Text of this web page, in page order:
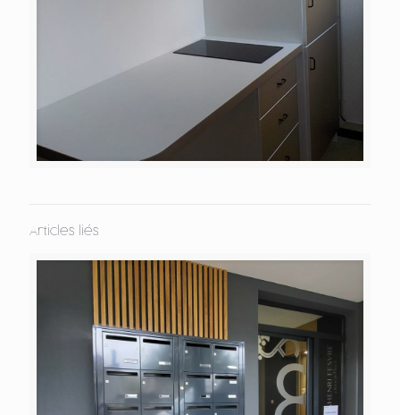
Articles liés